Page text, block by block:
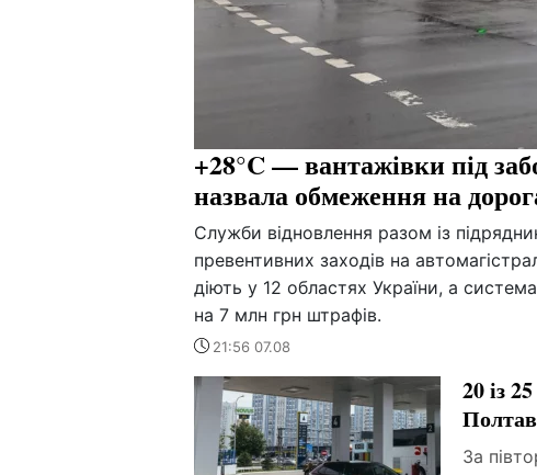
+28°C — вантажівки під
назвала обмеження на
Служби відновлення разом із
превентивних заходів на
діють у 12 областях України, а
на 7 млн грн штрафів.
21:56 07.08
20 із
За